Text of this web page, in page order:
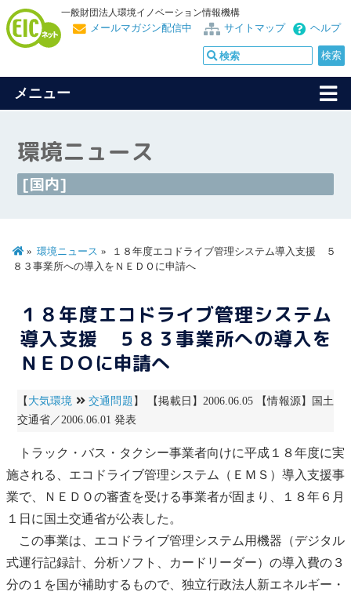
一般財団法人環境イノベーション情報機構
ヘルプ
サイトマップ
メールマガジン配信中
メニュー
環境ニュース
[国内]
環境ニュース
１８年度エコドライブ管理システム導入支援 ５
８３事業所への導入をＮＥＤＯに申請へ
１８年度エコドライブ管理システム
導入支援 ５８３事業所への導入を
ＮＥＤＯに申請へ
【 大気環境 交通問題 】 【掲載日】2006.06.05 【情報源】国土
交通省／2006.06.01 発表
トラック・バス・タクシー事業者向けに平成１８年度に実
施される、 エコドライブ管理システム（ＥＭＳ）導入支援事
業で、ＮＥＤＯの審査を受ける事業者が固まり、１８年６月
１日に国土交通省が公表した。
この事業は、 エコドライブ管理システム用機器（デジタル
式運行記録計、分析ソフト、カードリーダー）の導入費の３
分の１を国が補助するもので、独立行政法人 新エネルギー ・